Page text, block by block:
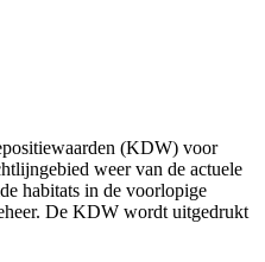
(KDW) voor
weer van de actuele
habitats in de voorlopige
De KDW wordt uitgedrukt